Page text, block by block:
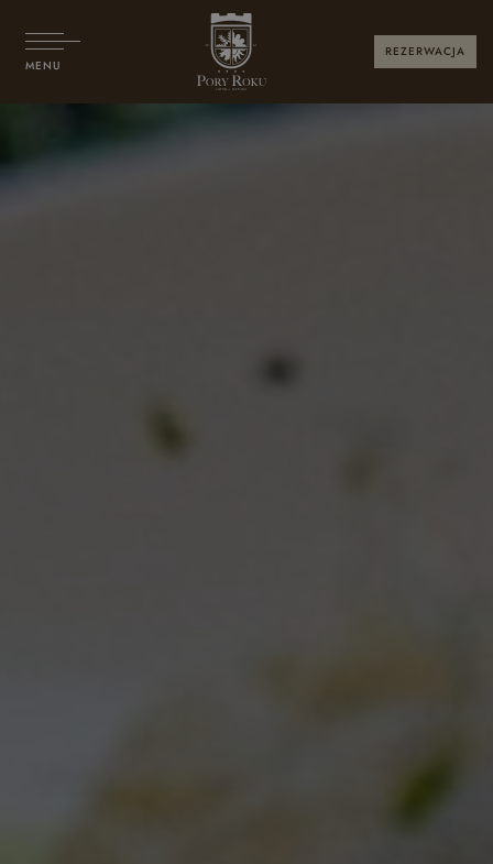
MENU
REZERWACJA